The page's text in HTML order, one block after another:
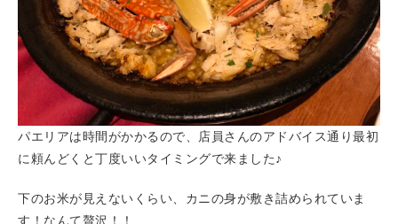
パエリアは時間がかかるので、店員さんのアドバイス通り最初
に頼んどくと丁度いいタイミングで来ました♪
下のお米が見えないくらい、カニの身が敷き詰められていま
す！なんて贅沢！！